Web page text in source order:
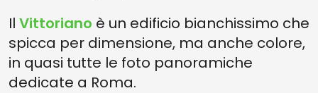
Il Vittoriano è un edificio bianchissimo che
spicca per dimensione, ma anche colore,
in quasi tutte le foto panoramiche
dedicate a Roma.